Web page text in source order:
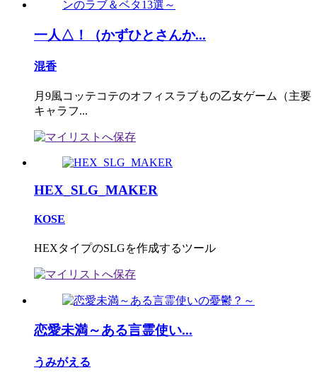
一人△！（かずひとさんか...
混香
月9風コッテコテのオフィスラブもの乙女ゲーム（主要
キャラフ...
HEX_SLG_MAKER
KOSE
HEXタイプのSLGを作成するツール
恋愛未満～ある言霊使い...
うみがえる